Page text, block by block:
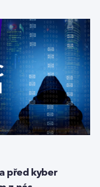
před kyber